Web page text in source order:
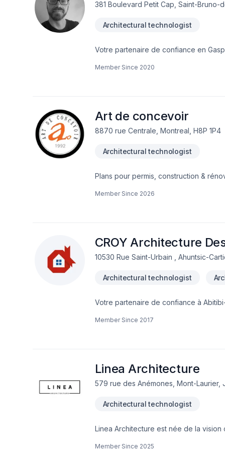
381 Boulevard Petit Cap, Saint-Bruno-
Architectural technologist
Votre partenaire de confiance en
votre vision. Mon engagement est
Member Since 2020
Art de concevoir
8870 rue Centrale, Montreal, H8P 1P4
Architectural technologist
Plans pour permis, construction &
de la construction Plans pour
Member Since 2026
CROY Architecture
10530 Rue Saint-Urbain , Ahuntsic-
Architectural technologist
Votre partenaire de confiance à
Architecture Design, spécialiste de
Member Since 2017
Linea Architecture
579 rue des Anémones, Mont-Laurier,
Architectural technologist
Linea Architecture est née de la
Member Since 2025